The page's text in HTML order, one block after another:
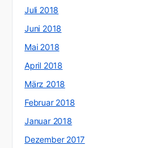
Juli 2018
Juni 2018
Mai 2018
April 2018
März 2018
Februar 2018
Januar 2018
Dezember 2017